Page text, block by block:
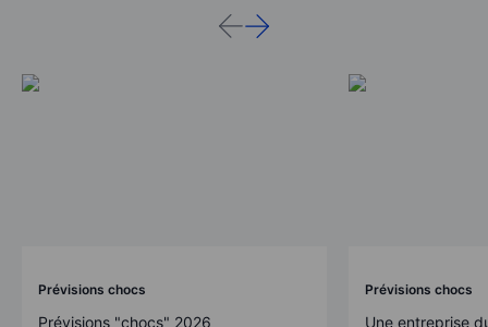
Prévisions chocs
Prévisions "chocs" 2026
Prévisions chocs
Une entreprise